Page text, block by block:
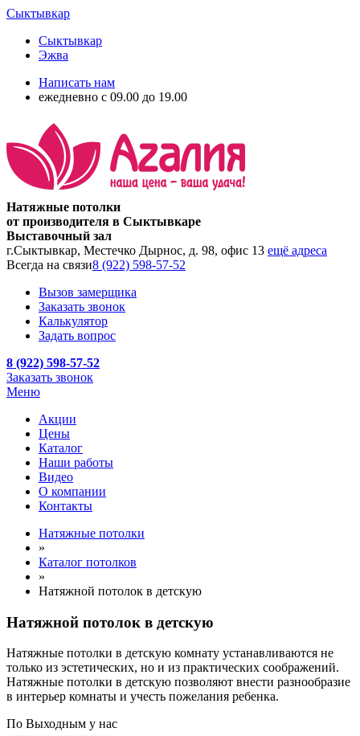
Сыктывкар
Сыктывкар
Эжва
Написать нам
ежедневно с 09.00 до 19.00
Натяжные потолки
от производителя в Сыктывкаре
Выставочный зал
г.Сыктывкар, Местечко Дырнос, д. 98, офис 13 ещё адреса
Всегда на связи8 (922) 598-57-52
Вызов замерщика
Заказать звонок
Калькулятор
Задать вопрос
8 (922) 598-57-52
Заказать звонок
Меню
Акции
Цены
Каталог
Наши работы
Видео
О компании
Контакты
Натяжные потолки
»
Каталог потолков
»
Натяжной потолок в детскую
Натяжной потолок в детскую
Натяжные потолки в детскую комнату устанавливаются не
только из эстетических, но и из практических соображений.
Натяжные потолки в детскую позволяют внести разнообразие
в интерьер комнаты и учесть пожелания ребенка.
По Выходным у нас